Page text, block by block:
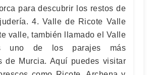
para descubrir los restos de
4. Valle de Ricote Valle
valle, también llamado el Valle
uno de los parajes más
de Murcia. Aquí puedes visitar